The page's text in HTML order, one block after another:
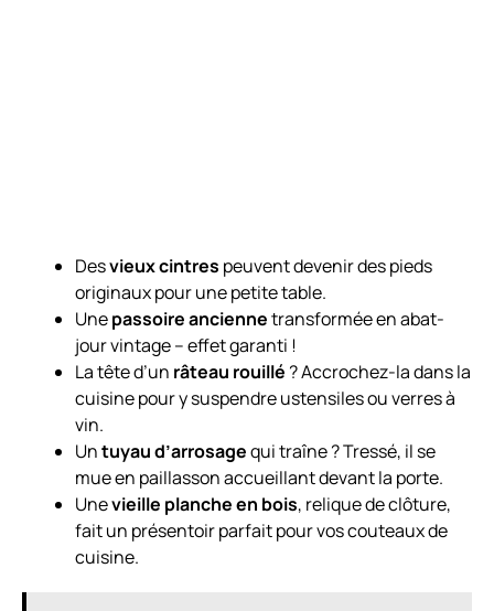
Desvieux cintres peuvent devenir des pieds
originaux pour une petite table.
Unepassoire anciennetransformée en abat-
jour vintage – effet garanti !
La tête d’un râteau rouillé ? Accrochez-la dans la
cuisine pour y suspendre ustensiles ou verres à
vin.
Untuyau d’arrosagequi traîne ? Tressé, il se
mue en paillasson accueillant devant la porte.
Unevieille planche en bois, relique de clôture,
fait un présentoir parfait pour vos couteaux de
cuisine.